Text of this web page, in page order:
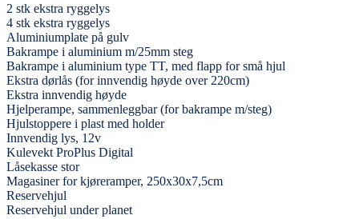
2 stk ekstra ryggelys
4 stk ekstra ryggelys
Aluminiumplate på gulv
Bakrampe i aluminium m/25mm steg
Bakrampe i aluminium type TT, med flapp for små hjul
Ekstra dørlås (for innvendig høyde over 220cm)
Ekstra innvendig høyde
Hjelperampe, sammenleggbar (for bakrampe m/steg)
Hjulstoppere i plast med holder
Innvendig lys, 12v
Kulevekt ProPlus Digital
Låsekasse stor
Magasiner for kjøreramper, 250x30x7,5cm
Reservehjul
Reservehjul under planet